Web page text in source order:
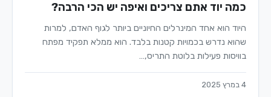
כמה יוד אתם צריכים ואיפה יש הכי הרבה?
היוד הוא אחד המינרלים החיוניים ביותר לגוף האדם, למרות
שהוא נדרש בכמויות קטנות בלבד. הוא ממלא תפקיד מפתח
בוויסות פעילות בלוטת התריס,…
4 במרץ 2025